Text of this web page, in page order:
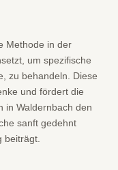
Methode in der
um spezifische
zu behandeln. Diese
und fördert die
in Waldernbach den
sanft gedehnt
beiträgt.